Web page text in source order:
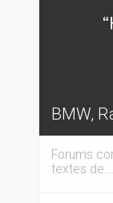
BMW,
Forums
textes de...